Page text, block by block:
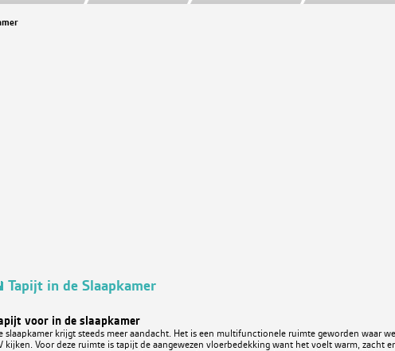
Tapijt in de Slaapkamer
voor in de slaapkamer
slaapkamer krijgt steeds meer aandacht. Het is een multifunctionele ruimte geworden waar
kijken. Voor deze ruimte is tapijt de aangewezen vloerbedekking want het voelt warm, zacht